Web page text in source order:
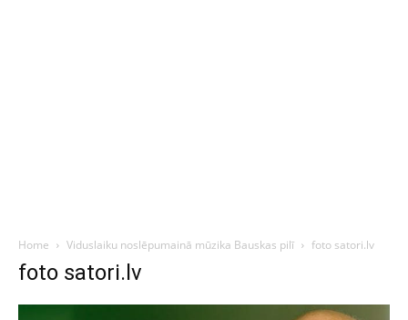
Home Viduslaiku noslēpumainā mūzika Bauskas pilī foto satori.lv
foto satori.lv